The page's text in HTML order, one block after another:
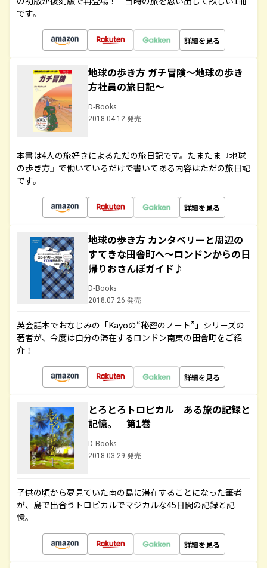
です。
詳細を見る
地球の歩き方 ガチ冒険～地球の歩き
方社員の旅日記～
D-Books
2018.04.12 発売
本書は4人の旅好きによるただの旅日記です。たまたま『地球
の歩き方』で働いているだけで書いてある内容はただの旅日記
です。
詳細を見る
地球の歩き方 カンタベリーと周辺の
すてきな田舎町へ～ロンドンからの日
帰りおさんぽガイド♪
D-Books
2018.07.26 発売
英会話本でおなじみの「Kayoの“秘密のノート”」シリーズの
著者が、今度は自分の滞在するロンドン南東の田舎町をご紹
介！
詳細を見る
とろとろトロピカル ある旅の記録と
記憶。 第1巻
D-Books
2018.03.29 発売
子供の頃から夢見ていた南の島に滞在することになった筆者
が、島で出合うトロピカルでマジカルな45日間の記録と記
憶。
詳細を見る